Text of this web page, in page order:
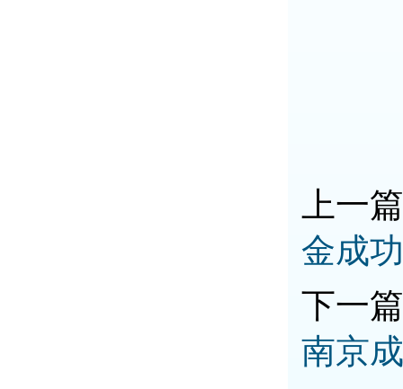
上一
金成
下一
南京